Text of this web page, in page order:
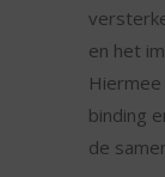
en het
binding
de